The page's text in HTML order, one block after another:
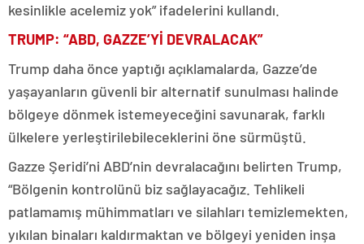
kesinlikle acelemiz yok” ifadelerini kullandı.
TRUMP: “ABD, GAZZE’Yİ DEVRALACAK”
Trump daha önce yaptığı açıklamalarda, Gazze’de
yaşayanların güvenli bir alternatif sunulması halinde
bölgeye dönmek istemeyeceğini savunarak, farklı
ülkelere yerleştirilebileceklerini öne sürmüştü.
Gazze Şeridi’ni ABD’nin devralacağını belirten Trump,
“Bölgenin kontrolünü biz sağlayacağız. Tehlikeli
patlamamış mühimmatları ve silahları temizlemekten,
yıkılan binaları kaldırmaktan ve bölgeyi yeniden inşa